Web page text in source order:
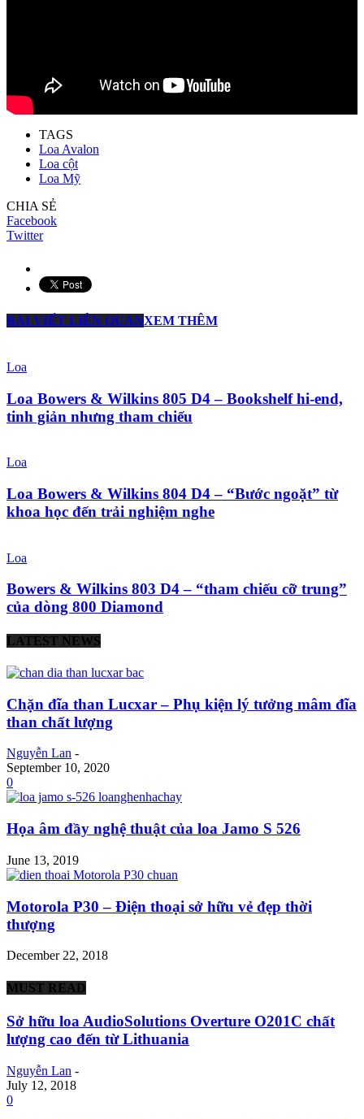
TAGS
Loa Avalon
Loa cột
Loa Mỹ
CHIA SẺ
Facebook
Twitter
BÀI VIẾT LIÊN QUANXEM THÊM
Loa
Loa Bowers & Wilkins 805 D4 – Bookshelf hi-end,
tinh giản nhưng tham chiếu
Loa
Loa Bowers & Wilkins 804 D4 – “Bước ngoặt” từ
khoa học đến trải nghiệm nghe
Loa
Bowers & Wilkins 803 D4 – “tham chiếu cỡ trung”
của dòng 800 Diamond
LATEST NEWS
Chặn đĩa than Lucxar – Phụ kiện lý tưởng mâm đĩa
than chất lượng
Nguyễn Lan -
September 10, 2020
0
Họa âm đầy nghệ thuật của loa Jamo S 526
June 13, 2019
Motorola P30 – Điện thoại sở hữu vẻ đẹp thời
thượng
December 22, 2018
MUST READ
Sở hữu loa AudioSolutions Overture O201C chất
lượng cao đến từ Lithuania
Nguyễn Lan -
July 12, 2018
0